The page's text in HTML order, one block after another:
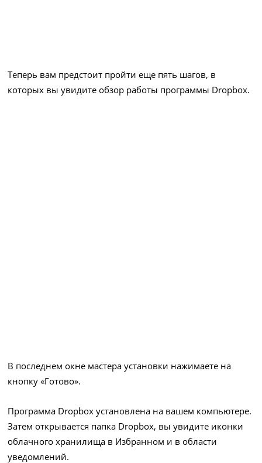
Теперь вам предстоит пройти еще пять шагов, в
которых вы увидите обзор работы программы Dropbox.
В последнем окне мастера установки нажимаете на
кнопку «Готово».
Программа Dropbox установлена на вашем компьютере.
Затем открывается папка Dropbox, вы увидите иконки
облачного хранилища в Избранном и в области
уведомлений.